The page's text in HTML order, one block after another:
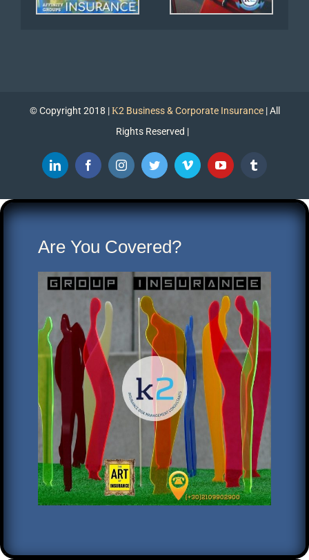
© Copyright 2018 |Κ2 Business & Corporate Insurance| All
Rights Reserved |
LinkedIn FacebookInstagramTwitterVimeo YouTube
Are You Covered?